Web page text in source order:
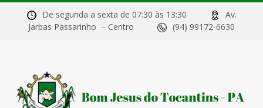
De segunda a sexta de 07:30 às 13:30
Av.
Jarbas Passarinho – Centro
(94) 99172-6630